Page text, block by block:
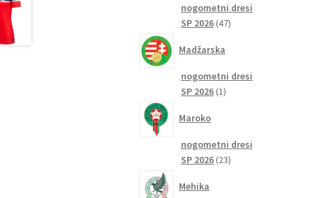
nogometni dresi
SP 2026 4747
Madžarska
nogometni dresi
SP 2026 11
Maroko
nogometni dresi
SP 2026 2323
Mehika